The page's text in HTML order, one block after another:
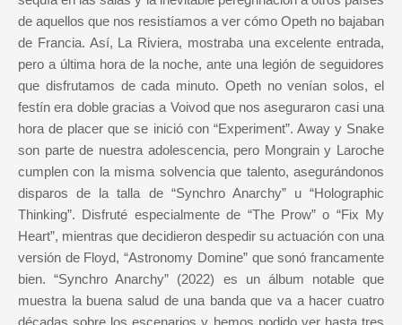
de aquellos que nos resistíamos a ver cómo Opeth no bajaban
de Francia. Así, La Riviera, mostraba una excelente entrada,
pero a última hora de la noche, ante una legión de seguidores
que disfrutamos de cada minuto. Opeth no venían solos, el
festín era doble gracias a Voivod que nos aseguraron casi una
hora de placer que se inició con “Experiment”. Away y Snake
son parte de nuestra adolescencia, pero Mongrain y Laroche
cumplen con la misma solvencia que talento, asegurándonos
disparos de la talla de “Synchro Anarchy” u “Holographic
Thinking”. Disfruté especialmente de “The Prow” o “Fix My
Heart”, mientras que decidieron despedir su actuación con una
versión de Floyd, “Astronomy Domine” que sonó francamente
bien. “Synchro Anarchy” (2022) es un álbum notable que
muestra la buena salud de una banda que va a hacer cuatro